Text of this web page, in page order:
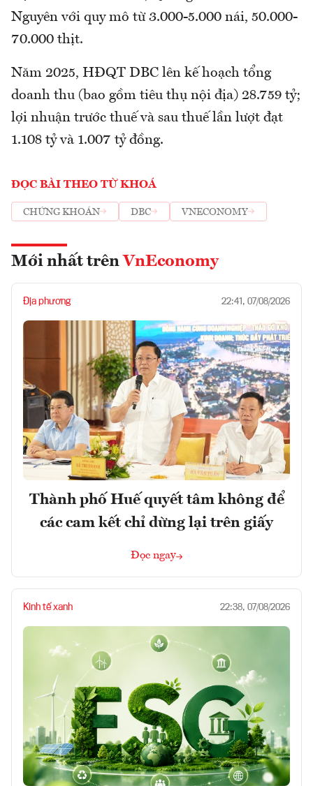
Nguyên với quy mô từ 3.000-5.000 nái, 50.000-
70.000 thịt.
Năm 2025, HĐQT DBC lên kế hoạch tổng
doanh thu (bao gồm tiêu thụ nội địa) 28.759 tỷ;
lợi nhuận trước thuế và sau thuế lần lượt đạt
1.108 tỷ và 1.007 tỷ đồng.
ĐỌC BÀI THEO TỪ KHOÁ
CHỨNG KHOÁN DBC VNECONOMY
Mới nhất trên VnEconomy
Địa phương 22:41, 07/08/2026
Thành phố Huế quyết tâm không để
các cam kết chỉ dừng lại trên giấy
Đọc ngay
Kinh tế xanh 22:38, 07/08/2026